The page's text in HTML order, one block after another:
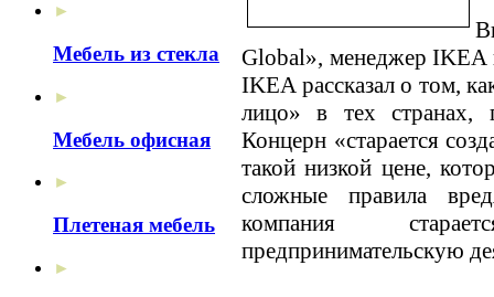
►
Мебель из стекла
►
Мебель офисная
►
Плетеная мебель
►
Global», менеджер IKEA
IKEA рассказал о том,
лицо» в тех странах,
Концерн «старается
такой низкой цене,
сложные правила
компания
предпринимательскую